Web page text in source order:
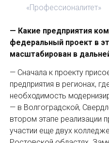
«Профессионалитет»
— Какие предприятия
федеральный проект в
масштабирован в
— Сначала к проекту
предприятия в регионах,
необходимость
— в Волгоградской,
втором этапе реализации
участии еще двух